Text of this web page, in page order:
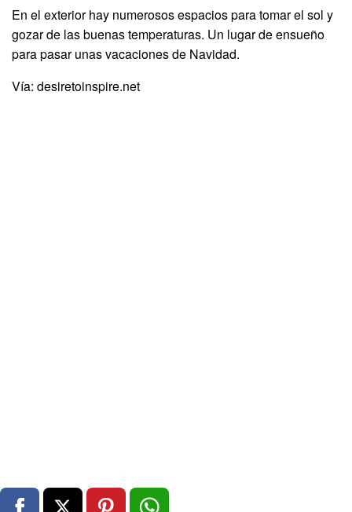
En el exterior hay numerosos espacios para tomar el sol y
gozar de las buenas temperaturas. Un lugar de ensueño
para pasar unas vacaciones de Navidad.
Vía: desiretoinspire.net